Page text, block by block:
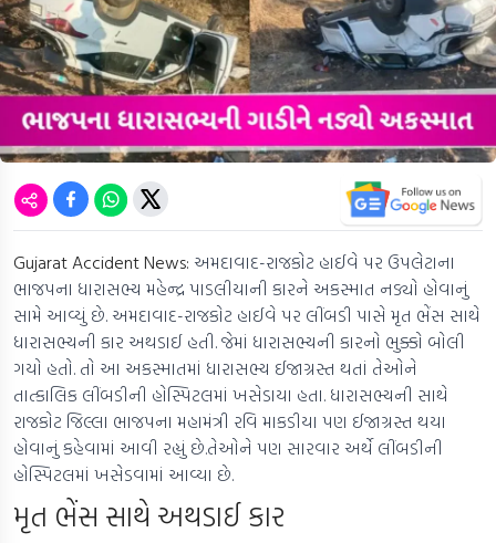
Gujarat Accident News: અમદાવાદ-રાજકોટ હાઈવે પર ઉપલેટાના
ભાજપના ધારાસભ્ય મહેન્દ્ર પાડલીયાની કારને અકસ્માત નડ્યો હોવાનું
સામે આવ્યું છે. અમદાવાદ-રાજકોટ હાઈવે પર લીંબડી પાસે મૃત ભેંસ સાથે
ધારાસભ્યની કાર અથડાઈ હતી. જેમાં ધારાસભ્યની કારનો ભુક્કો બોલી
ગયો હતો. તો આ અકસ્માતમાં ધારાસભ્ય ઈજાગ્રસ્ત થતાં તેઓને
તાત્કાલિક લીંબડીની હોસ્પિટલમાં ખસેડાયા હતા. ધારાસભ્યની સાથે
રાજકોટ જિલ્લા ભાજપના મહામંત્રી રવિ માકડીયા પણ ઈજાગ્રસ્ત થયા
હોવાનું કહેવામાં આવી રહ્યું છે.તેઓને પણ સારવાર અર્થે લીંબડીની
હોસ્પિટલમાં ખસેડવામાં આવ્યા છે.
મૃત ભેંસ સાથે અથડાઈ કાર